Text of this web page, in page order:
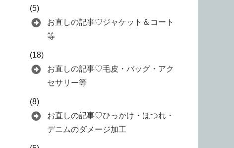
(5)
お直しの記事♡ジャケット＆コート
等
(18)
お直しの記事♡毛皮・バッグ・アク
セサリー等
(8)
お直しの記事♡ひっかけ・ほつれ・
デニムのダメージ加工